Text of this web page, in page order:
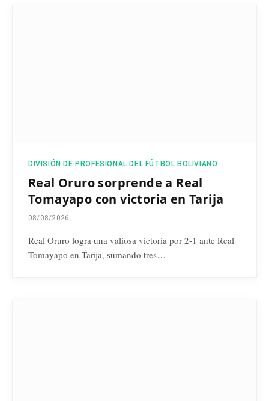
DIVISIÓN DE PROFESIONAL DEL FÚTBOL BOLIVIANO
Real Oruro sorprende a Real
Tomayapo con victoria en Tarija
08/08/2026
Real Oruro logra una valiosa victoria por 2-1 ante Real
Tomayapo en Tarija, sumando tres…